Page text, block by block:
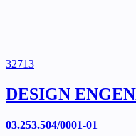
32713
DESIGN
03.253.504/0001-01